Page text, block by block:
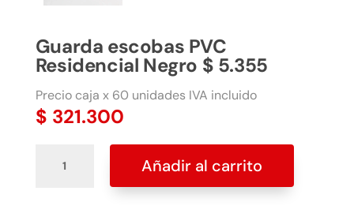
Guarda escobas PVC
Residencial Negro $ 5.355
Precio caja x 60 unidades IVA incluido
$ 321.300
escobas
Añadir al carrito